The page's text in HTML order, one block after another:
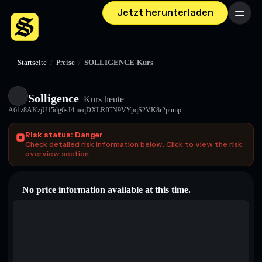
Jetzt herunterladen Menü
Startseite / Preise / SOLLIGENCE-Kurs
Solligence Kurs heute
A61z8AKzjU15dg6sJ4meqDXLRfCN9VYpqS2VK8r2pump
Risk status: Danger
Check detailed risk information below. Click to view the risk
overview section.
No price information available at this time.